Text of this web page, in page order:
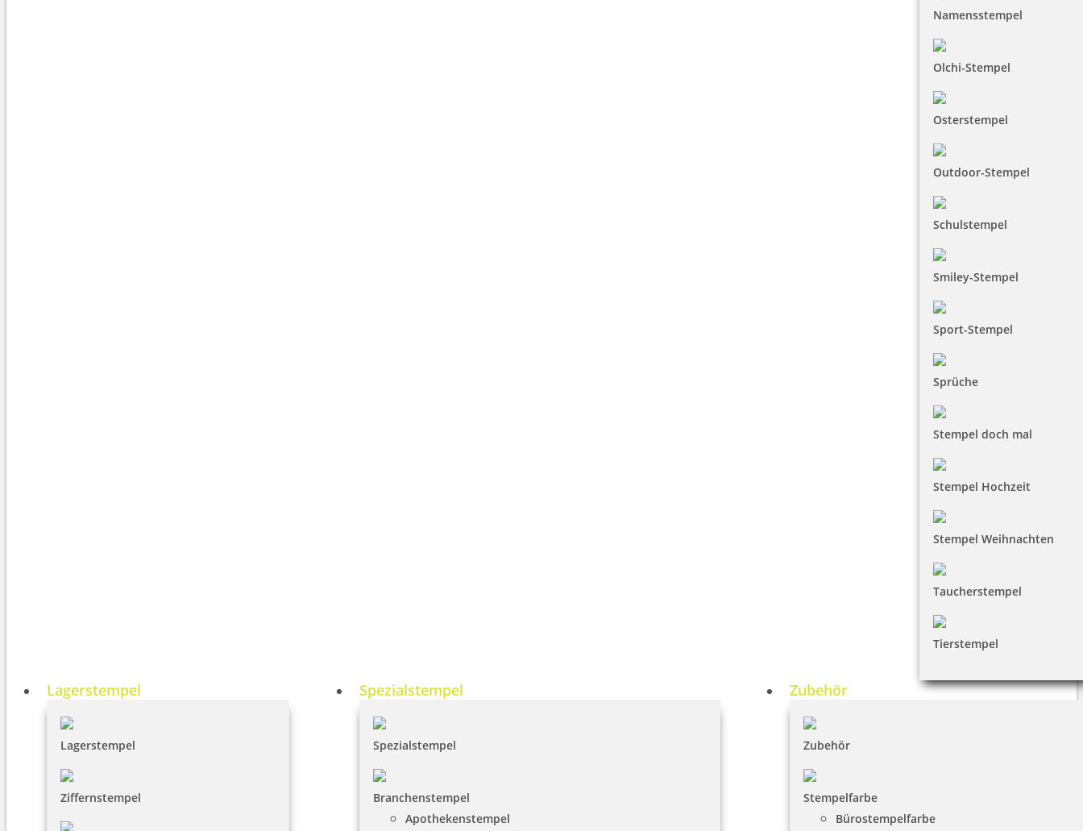
Namensstempel
Olchi-Stempel
Osterstempel
Outdoor-Stempel
Schulstempel
Smiley-Stempel
Sport-Stempel
Sprüche
Stempel doch mal
Stempel Hochzeit
Stempel Weihnachten
Taucherstempel
Tierstempel
Lagerstempel
Lagerstempel
Ziffernstempel
Spezialstempel
Spezialstempel
Branchenstempel
Apothekenstempel
Zubehör
Zubehör
Stempelfarbe
Bürostempelfarbe